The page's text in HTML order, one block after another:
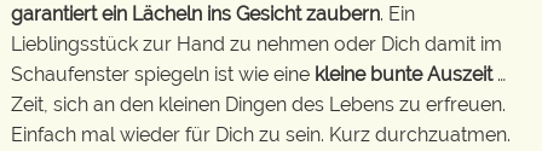
garantiert ein Lächeln ins Gesicht zaubern. Ein
Lieblingsstück zur Hand zu nehmen oder Dich damit im
Schaufenster spiegeln ist wie eine kleine bunte Auszeit…
Zeit, sich an den kleinen Dingen des Lebens zu erfreuen.
Einfach mal wieder für Dich zu sein. Kurz durchzuatmen.